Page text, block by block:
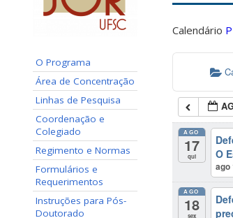
O Programa
Área de Concentração
Linhas de Pesquisa
Coordenação e
Colegiado
Regimento e Normas
Formulários e
Requerimentos
Instruções para Pós-
Doutorado
Calendário
AGO
17
qui
O
ago
AGO
18
sex